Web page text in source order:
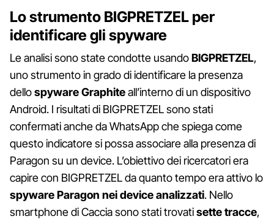
Lo strumento BIGPRETZEL per
identificare gli spyware
Le analisi sono state condotte usandoBIGPRETZEL,
uno strumento in grado di identificare la presenza
dellospyware Graphiteall’interno di un dispositivo
Android. I risultati di BIGPRETZEL sono stati
confermati anche da WhatsApp che spiega come
questo indicatore si possa associare alla presenza di
Paragon su un device. L’obiettivo dei ricercatori era
capire con BIGPRETZEL da quanto tempo era attivo lo
spyware Paragon nei device analizzati. Nello
smartphone di Caccia sono stati trovatisette tracce,